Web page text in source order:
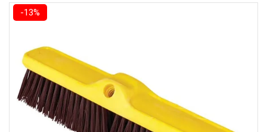
-13%